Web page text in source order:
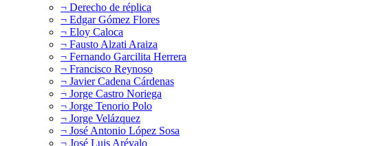
¬ Derecho de réplica
¬ Edgar Gómez Flores
¬ Eloy Caloca
¬ Fausto Alzati Araiza
¬ Fernando Garcilita Herrera
¬ Francisco Reynoso
¬ Javier Cadena Cárdenas
¬ Jorge Castro Noriega
¬ Jorge Tenorio Polo
¬ Jorge Velázquez
¬ José Antonio López Sosa
¬ José Luis Arévalo